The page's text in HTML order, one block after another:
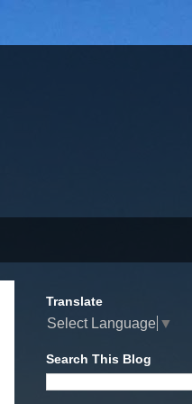
Translate
Select Language ▼
Search This Blog